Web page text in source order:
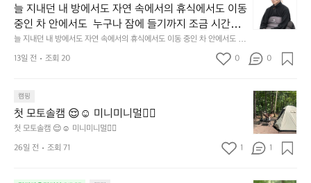
늘 지내던 내 방에서도 자연 속에서의 휴식에서도 이동
중인 차 안에서도  누구나 잠에 들기까지 조금 시간이
걸리는 순간이 있습니다.  그럴 때는 차분하게 눈을 가
려보세요. 마치 암막 커튼을 조용히 내리듯이.  Polarte
c® Wind Pro™의 온기가 눈가를 포근히 감싸줍니다.
줍니다.  이 슬립 웜을 쓰는 것만으로 그곳은 나만의 밤
이 됩니다.  안녕히 주무세요.
늘 지내던 내 방에서도 자연 속에서의 휴식에서도 이동 중인 차 안에서도  누
구나 잠에 들기까지 조금 시간이 걸리는 순간이 있습니다.  그럴 때는 차분하
게 눈을 가려보세요. 마치 암막 커튼을 조용히 내리듯이.  Polartec® Wind
밤이 됩니다.  안녕히 주무세요.
내
던
방
도
자
연
속
에
의
13일 전 조회 20 0 0
캠핑
첫 모토솔캠 😌☺️ 미니미니멀👌🏼
첫 모토솔캠 😌☺️ 미니미니멀👌🏼
첫
모
토
솔
캠
☺️
26일 전 조회 71 1 1